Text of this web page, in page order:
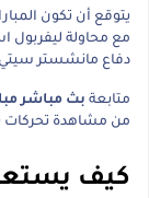
يتوقع أن تكون
مع محاولة ليفربول
دفاع مانشستر
متابعة بث مباشر
من مشاهدة تحركات
كيف